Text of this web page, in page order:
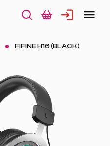
FIFINE H16 (BLACK)